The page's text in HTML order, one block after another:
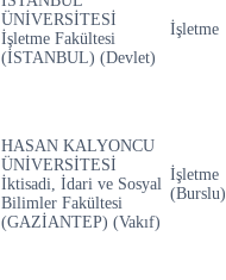
ÜNİVERSİTESİ
İşletme Fakültesi
(İSTANBUL) (Devlet)
İşletme
HASAN KALYONCU
ÜNİVERSİTESİ
İktisadi, İdari ve Sosyal
Bilimler Fakültesi
(GAZİANTEP) (Vakıf)
İşletme
(Burslu)